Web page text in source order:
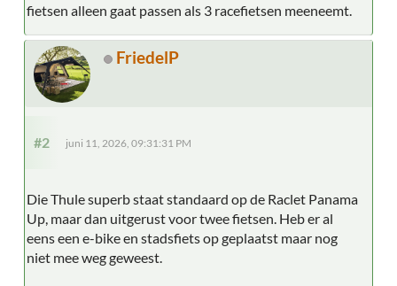
fietsen alleen gaat passen als 3 racefietsen meeneemt.
FriedelP
#2 juni 11, 2026, 09:31:31 PM
Die Thule superb staat standaard op de Raclet Panama
Up, maar dan uitgerust voor twee fietsen. Heb er al
eens een e-bike en stadsfiets op geplaatst maar nog
niet mee weg geweest.